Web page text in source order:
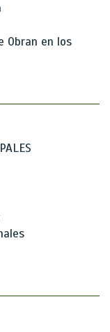
Obran en los